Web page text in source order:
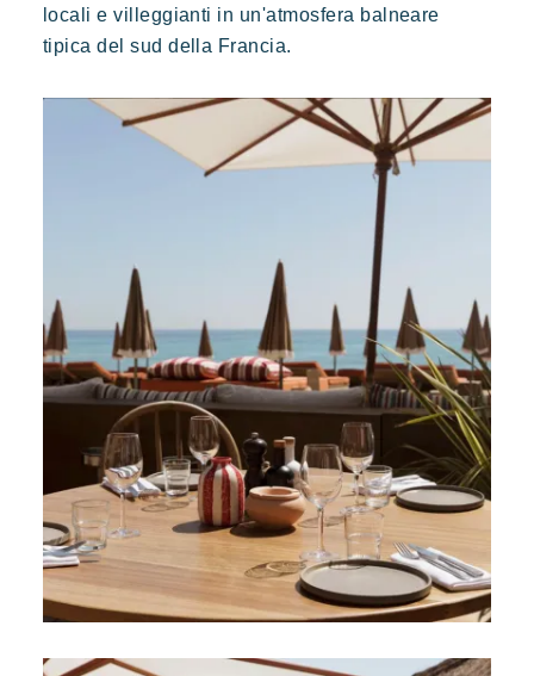
Kon Tiki
Le famose Tiki Huttes, un ambiente idilliaco e un servizio
eccezionale ai piedi della famosa spiaggia di Pampelonne.
Toison d'or
Elegante Autentico Riservato
Un paradiso selvaggio e colorato
locali e villeggianti in un'atmosfera balneare
tipica del sud della Francia.